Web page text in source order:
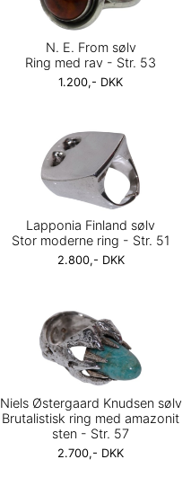
N. E. From sølv
Ring med rav - Str. 53
1.200,- DKK
Lapponia Finland sølv
Stor moderne ring - Str. 51
2.800,- DKK
Niels Østergaard Knudsen sølv
Brutalistisk ring med amazonit
sten - Str. 57
2.700,- DKK